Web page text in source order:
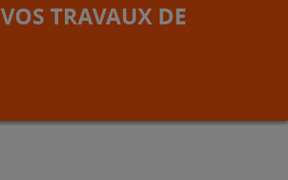
TRAVAUX DE